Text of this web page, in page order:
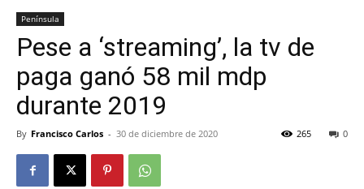
Península
Pese a ‘streaming’, la tv de
paga ganó 58 mil mdp
durante 2019
By Francisco Carlos - 30 de diciembre de 2020 0
265